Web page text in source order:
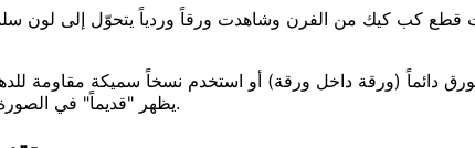
كب كيك من الفرن وشاهدت ورقاً وردياً يتحوّل إلى لون
دائماً (ورقة داخل ورقة) أو استخدم نسخاً سميكة مقاومة
يظهر "قديماً" في الصورة حتى وإن كانت الكعكة طازجة من الفرن.